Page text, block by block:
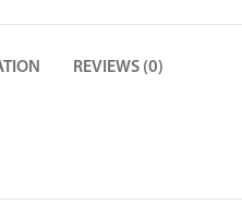
REVIEWS (0)